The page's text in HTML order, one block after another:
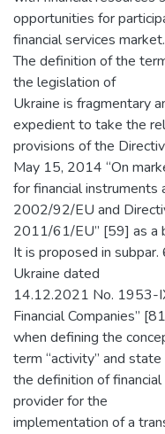
opportunities for
financial services market.
The definition of the
the legislation of
Ukraine is fragmentary
expedient to take the
provisions of the
May 15, 2014 “On
for financial instruments
2002/92/EU and
2011/61/EU” [59] as a
It is proposed in
Ukraine dated
14.12.2021 No. 1953-
Financial Companies”
when defining the
term “activity” and state
the definition of
provider for the
implementation of a